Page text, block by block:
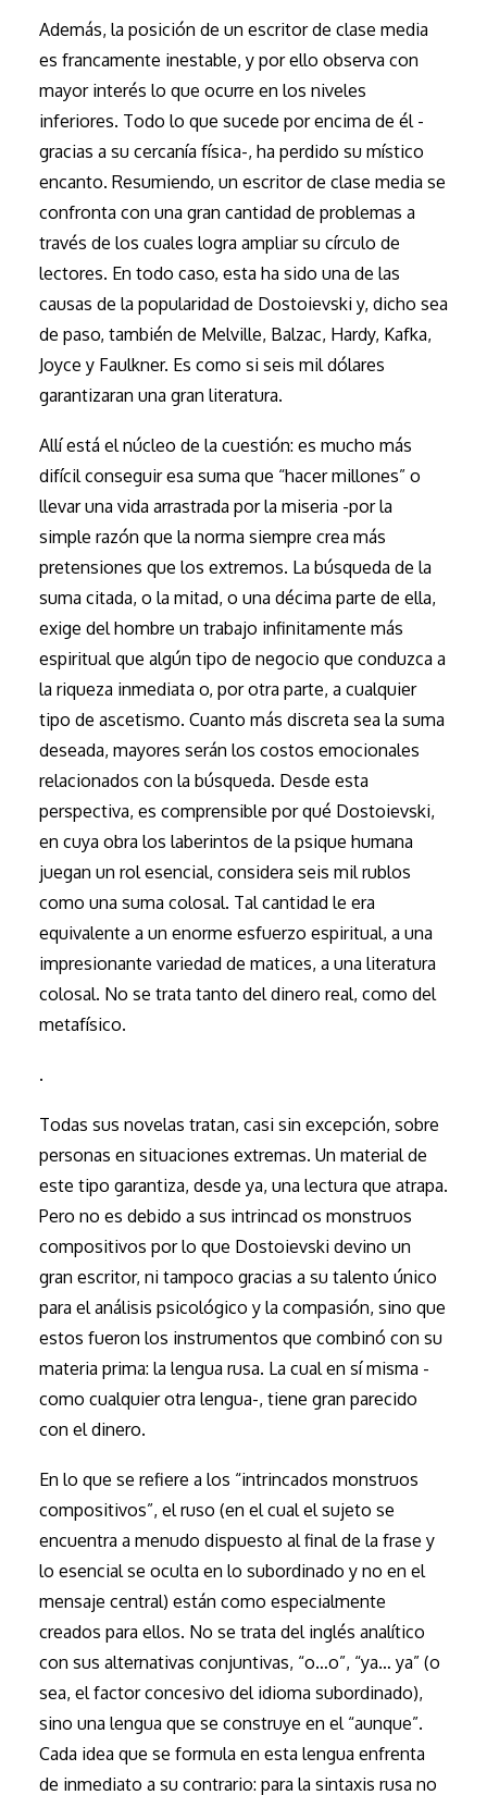
Además, la posición de un escritor de clase media
es francamente inestable, y por ello observa con
mayor interés lo que ocurre en los niveles
inferiores. Todo lo que sucede por encima de él -
gracias a su cercanía física-, ha perdido su místico
encanto. Resumiendo, un escritor de clase media se
confronta con una gran cantidad de problemas a
través de los cuales logra ampliar su círculo de
lectores. En todo caso, esta ha sido una de las
causas de la popularidad de Dostoievski y, dicho sea
de paso, también de Melville, Balzac, Hardy, Kafka,
Joyce y Faulkner. Es como si seis mil dólares
garantizaran una gran literatura.
Allí está el núcleo de la cuestión: es mucho más
difícil conseguir esa suma que “hacer millones” o
llevar una vida arrastrada por la miseria -por la
simple razón que la norma siempre crea más
pretensiones que los extremos. La búsqueda de la
suma citada, o la mitad, o una décima parte de ella,
exige del hombre un trabajo infinitamente más
espiritual que algún tipo de negocio que conduzca a
la riqueza inmediata o, por otra parte, a cualquier
tipo de ascetismo. Cuanto más discreta sea la suma
deseada, mayores serán los costos emocionales
relacionados con la búsqueda. Desde esta
perspectiva, es comprensible por qué Dostoievski,
en cuya obra los laberintos de la psique humana
juegan un rol esencial, considera seis mil rublos
como una suma colosal. Tal cantidad le era
equivalente a un enorme esfuerzo espiritual, a una
impresionante variedad de matices, a una literatura
colosal. No se trata tanto del dinero real, como del
metafísico.
.
Todas sus novelas tratan, casi sin excepción, sobre
personas en situaciones extremas. Un material de
este tipo garantiza, desde ya, una lectura que atrapa.
Pero no es debido a sus intrincad os monstruos
compositivos por lo que Dostoievski devino un
gran escritor, ni tampoco gracias a su talento único
para el análisis psicológico y la compasión, sino que
estos fueron los instrumentos que combinó con su
materia prima: la lengua rusa. La cual en sí misma -
como cualquier otra lengua-, tiene gran parecido
con el dinero.
En lo que se refiere a los “intrincados monstruos
compositivos”, el ruso (en el cual el sujeto se
encuentra a menudo dispuesto al final de la frase y
lo esencial se oculta en lo subordinado y no en el
mensaje central) están como especialmente
creados para ellos. No se trata del inglés analítico
con sus alternativas conjuntivas, “o…o”, “ya… ya” (o
sea, el factor concesivo del idioma subordinado),
sino una lengua que se construye en el “aunque”.
Cada idea que se formula en esta lengua enfrenta
de inmediato a su contrario: para la sintaxis rusa no